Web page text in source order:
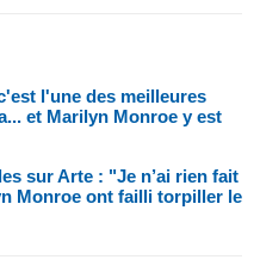
l'une des meilleures
et Marilyn Monroe y est
sur Arte : "Je n’ai rien fait
Monroe ont failli torpiller le